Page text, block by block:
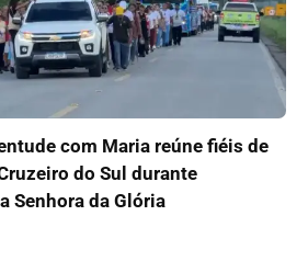
com Maria reúne fiéis de
do Sul durante
Senhora da Glória